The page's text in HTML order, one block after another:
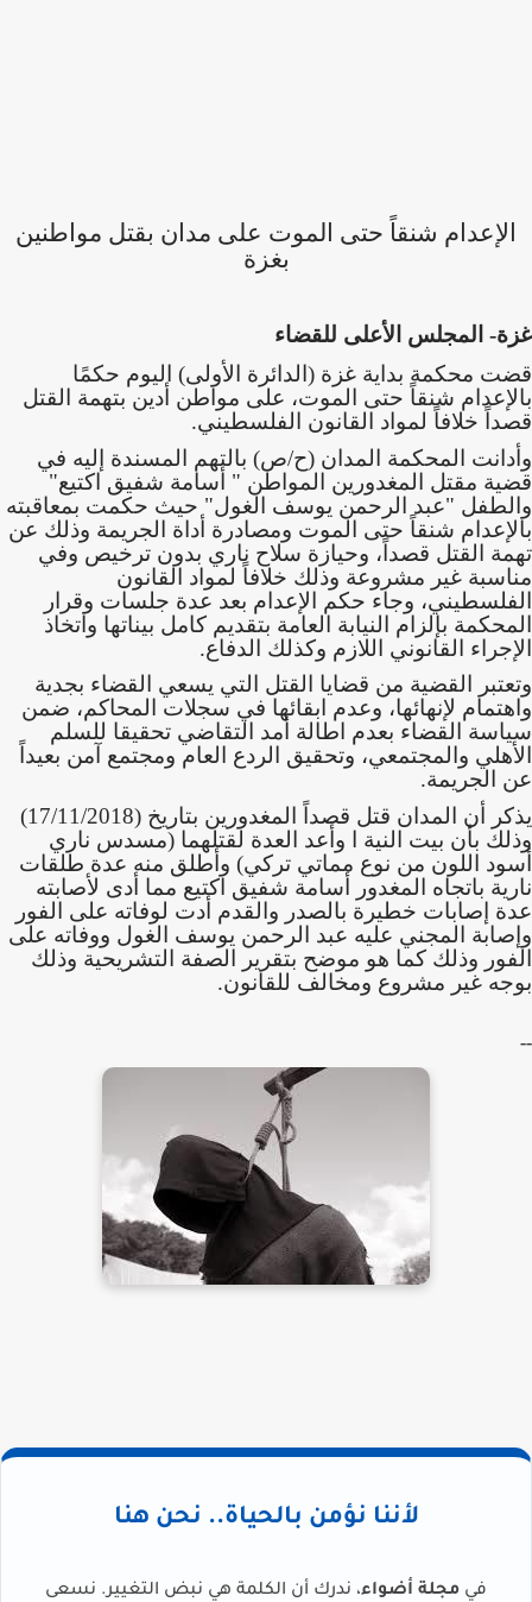
الإعدام شنقاً حتى الموت على مدان بقتل مواطنين
بغزة
غزة- المجلس الأعلى للقضاء
قضت محكمة بداية غزة (الدائرة الأولى) اليوم حكمًا
بالإعدام شنقاً حتى الموت، على مواطن أدين بتهمة القتل
قصداً خلافاً لمواد القانون الفلسطيني.
وأدانت المحكمة المدان (ح/ص) بالتهم المسندة إليه في
قضية مقتل المغدورين المواطن " أسامة شفيق اكتيع"
والطفل "عبد الرحمن يوسف الغول" حيث حكمت بمعاقبته
بالإعدام شنقاً حتى الموت ومصادرة أداة الجريمة وذلك عن
تهمة القتل قصداً، وحيازة سلاح ناري بدون ترخيص وفي
مناسبة غير مشروعة وذلك خلافاً لمواد القانون
الفلسطيني، وجاء حكم الإعدام بعد عدة جلسات وقرار
المحكمة بإلزام النيابة العامة بتقديم كامل بيناتها واتخاذ
الإجراء القانوني اللازم وكذلك الدفاع.
وتعتبر القضية من قضايا القتل التي يسعي القضاء بجدية
واهتمام لإنهائها، وعدم ابقائها في سجلات المحاكم، ضمن
سياسة القضاء بعدم اطالة أمد التقاضي تحقيقا للسلم
الأهلي والمجتمعي، وتحقيق الردع العام ومجتمع آمن بعيداً
عن الجريمة.
يذكر أن المدان قتل قصداً المغدورين بتاريخ (17/11/2018)
وذلك بأن بيت النية ا وأعد العدة لقتلهما (مسدس ناري
أسود اللون من نوع مماتي تركي) وأطلق منه عدة طلقات
نارية باتجاه المغدور أسامة شفيق اكتيع مما أدى لأصابته
عدة إصابات خطيرة بالصدر والقدم أدت لوفاته على الفور
وإصابة المجني عليه عبد الرحمن يوسف الغول ووفاته على
الفور وذلك كما هو موضح بتقرير الصفة التشريحية وذلك
بوجه غير مشروع ومخالف للقانون.
--
لأننا نؤمن بالحياة.. نحن هنا
في مجلة أضواء، ندرك أن الكلمة هي نبض التغيير. نسعى